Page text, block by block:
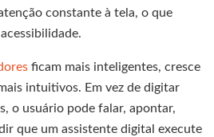
constante à tela, o que
ficam mais inteligentes, cresce
intuitivos. Em vez de digitar
o usuário pode falar, apontar,
que um assistente digital execute